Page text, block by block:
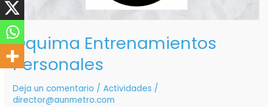
Oquima Entrenamientos
Personales
Deja un comentario /Actividades /
director@aunmetro.com